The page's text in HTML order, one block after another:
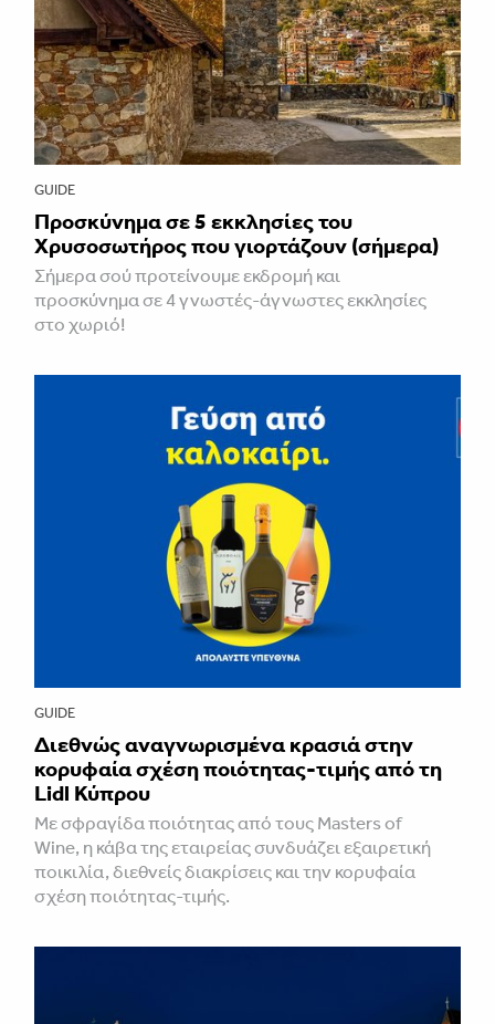
GUIDE
Προσκύνημα σε 5 εκκλησίες του
Χρυσοσωτήρος που γιορτάζουν (σήμερα)
Σήμερα σού προτείνουμε εκδρομή και
προσκύνημα σε 4 γνωστές-άγνωστες εκκλησίες
στο χωριό!
GUIDE
Διεθνώς αναγνωρισμένα κρασιά στην
κορυφαία σχέση ποιότητας-τιμής από τη
Lidl Κύπρου
Με σφραγίδα ποιότητας από τους Masters of
Wine, η κάβα της εταιρείας συνδυάζει εξαιρετική
ποικιλία, διεθνείς διακρίσεις και την κορυφαία
σχέση ποιότητας-τιμής.